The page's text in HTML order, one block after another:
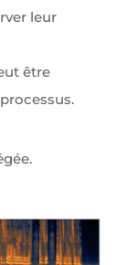
leur
être